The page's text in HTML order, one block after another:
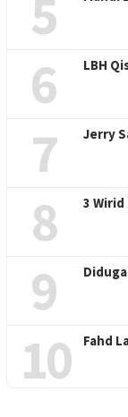
5
6 LBH
7 Jerry
8 3
9
10 Fahd